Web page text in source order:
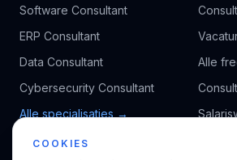
Software Consultant
ERP Consultant
Data Consultant
Cybersecurity Consultant
Alle specialisaties →
Alle
COOKIES